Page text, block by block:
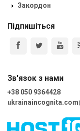
Закордон
Підпишіться
Зв'язок з нами
+38 050 9364428